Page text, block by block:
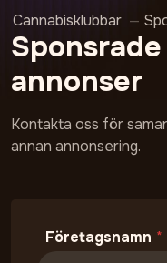
Cannabisklubbar —
annonser
Kontakta oss för
annan annonsering.
Företagsnamn *